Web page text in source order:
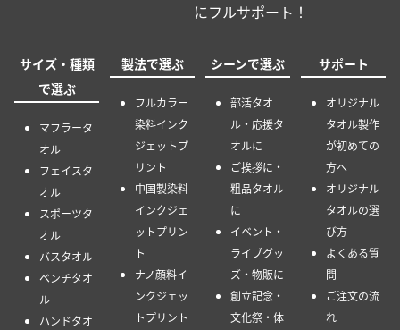
にフルサポート！
サイズ・種類
で選ぶ
マフラータ
オル
フェイスタ
オル
スポーツタ
オル
バスタオル
ベンチタオ
ル
ハンドタオ
製法で選ぶ
フルカラー
染料インク
ジェットプ
リント
中国製染料
インクジェ
ットプリン
ト
ナノ顔料イ
ンクジェッ
トプリント
シーンで選ぶ
部活タオ
ル・応援タ
オルに
ご挨拶に・
粗品タオル
に
イベント・
ライブグッ
ズ・物販に
創立記念・
文化祭・体
サポート
オリジナル
タオル製作
が初めての
方へ
オリジナル
タオルの選
び方
よくある質
問
ご注文の流
れ